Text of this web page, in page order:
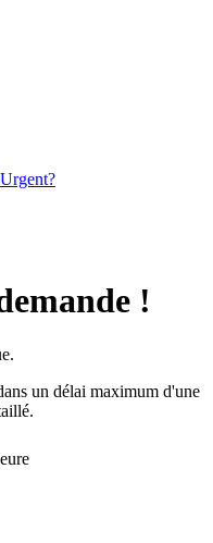
Urgent?
!
un délai maximum d'une